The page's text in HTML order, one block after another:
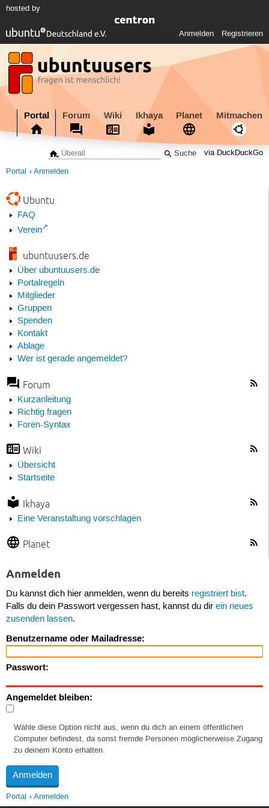
hosted by
Anmelden Registrieren
Portal Forum Wiki Ikhaya Planet Mitmachen
via DuckDuckGo
Portal Anmelden
Ubuntu
FAQ
Verein
ubuntuusers.de
Über ubuntuusers.de
Portalregeln
Mitglieder
Gruppen
Spenden
Kontakt
Ablage
Wer ist gerade angemeldet?
Forum
Kurzanleitung
Richtig fragen
Foren-Syntax
Wiki
Übersicht
Startseite
Ikhaya
Eine Veranstaltung vorschlagen
Planet
Anmelden
Du kannst dich hier anmelden, wenn du bereits registriert bist.
Falls du dein Passwort vergessen hast, kannst du dir ein neues
zusenden lassen.
Benutzername oder Mailadresse:
Passwort:
Angemeldet bleiben:
Wähle diese Option nicht aus, wenn du dich an einem öffentlichen
Computer befindest, da sonst fremde Personen möglicherweise Zugang
zu deinem Konto erhalten.
Portal Anmelden